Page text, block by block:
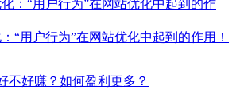
“用户行为”在网站优化中起到的作用！